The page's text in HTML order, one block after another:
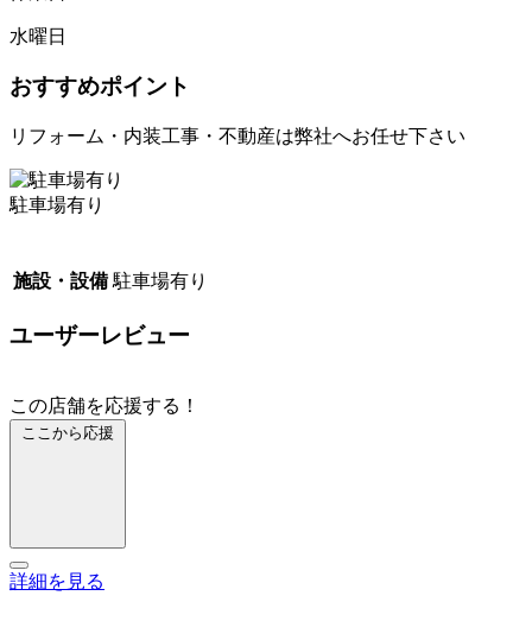
水曜日
おすすめポイント
リフォーム・内装工事・不動産は弊社へお任せ下さい
駐車場有り
施設・設備 駐車場有り
ユーザーレビュー
この店舗を応援する！
ここから応援
詳細を見る